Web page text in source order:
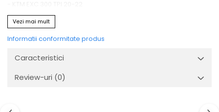
- KTM EXC-F 250 20-22
- KTM EXC-F 350 20-22
- KTM EXC-F 500 20-22
- KTM XC-W 250 TPI 20-22
- KTM XCF-W 350 20-22
Vezi mai mult
Informatii conformitate produs
Caracteristici
Review-uri (0)